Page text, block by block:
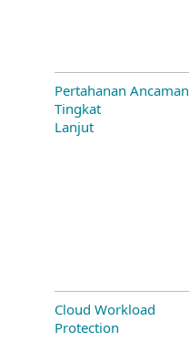
Pertahanan Ancaman
Tingkat
Lanjut
Cloud Workload
Protection